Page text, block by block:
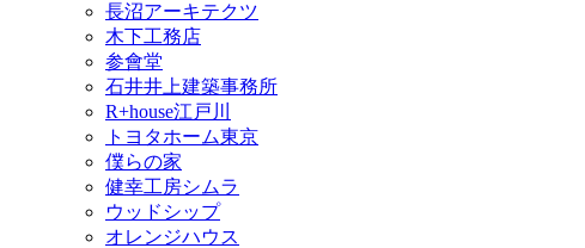
長沼アーキテクツ
木下工務店
参會堂
石井井上建築事務所
R+house江戸川
トヨタホーム東京
僕らの家
健幸工房シムラ
ウッドシップ
オレンジハウス